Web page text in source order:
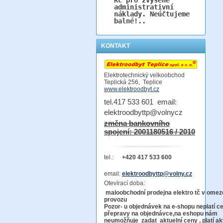
administrativní
náklady. Neúčtujeme
balné!..
KONTAKT
Elektrotechnický velkoobchod
Teplická 256, Teplice
www.elektroodbyt.cz
tel.417 533 601 email:
elektroodbyttp@volnycz
změna bankovního
spojení: 2001180516 / 2010
tel.: +420 417 533 600
email: elektroodbyttp@volny.cz
Otevírací doba:
maloobchodní prodejna elektro tč v
Pozor- u objednávek na e-shopu neplatí
přepravy na objednávce,na eshopu nám
neumožňuje zadat aktuelní ceny , platí